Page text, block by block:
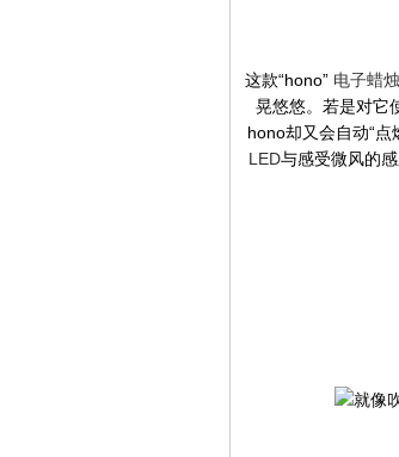
这款“hono” 电子蜡烛
晃悠悠。若是对它
hono却又会自动“
LED与感受微风的